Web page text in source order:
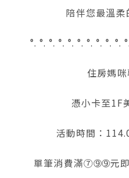
陪伴您最溫柔
°. °. °. °. °. °. °. °. °. °.
住房媽
憑小卡至1F
活動時間：
單筆消費滿⑦➈➈元即